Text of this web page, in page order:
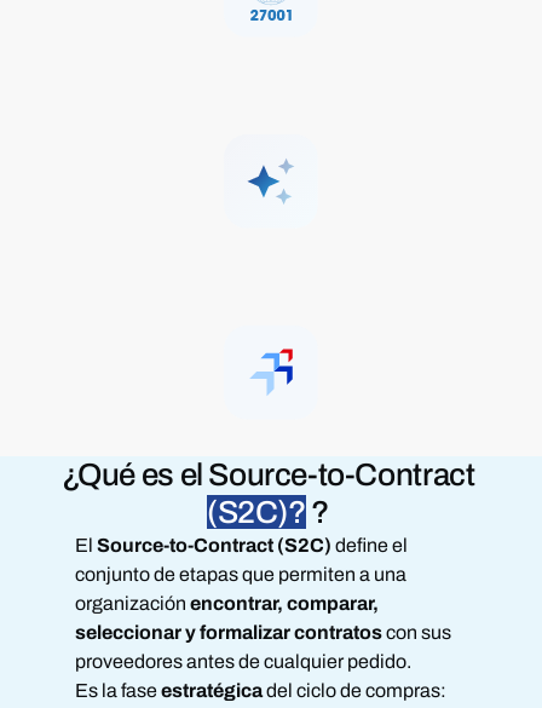
¿Qué es el Source-to-Contract
(S2C)? ?
El Source-to-Contract (S2C) define el
conjunto de etapas que permiten a una
organización encontrar, comparar,
seleccionar y formalizar contratoscon sus
proveedores antes de cualquier pedido.
Es la faseestratégicadel ciclo de compras: